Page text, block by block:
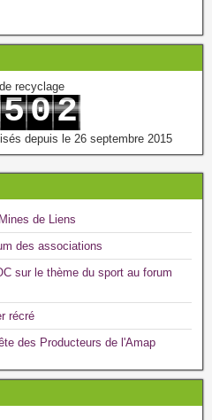
recyclage
5
6
0
1
2
3
depuis le 26 septembre 2015
de Liens
des associations
sur le thème du sport au forum
récré
des Producteurs de l'Amap